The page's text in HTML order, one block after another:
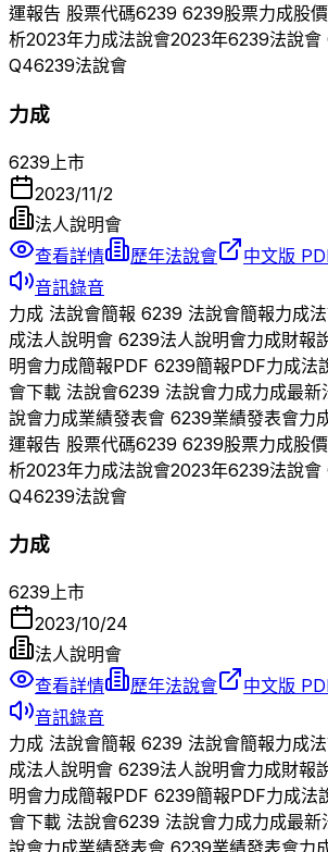
運報告 股票代碼6239 6239股票力成股
析2023年力成法說會2023年6239法說會
Q46239法說會
力成
6239 上市
2023/11/2
法人說明會
查看詳情
歷年法說會 中文版
音訊錄音
力成 法說會簡報 6239 法說會簡報力成
成法人說明會 6239法人說明會力成財報
明會力成簡報PDF 6239簡報PDF力成法
會下載 法說會6239 法說會力成力成最新
說會力成業績發表會 6239業績發表會力
運報告 股票代碼6239 6239股票力成股
析2023年力成法說會2023年6239法說會
Q46239法說會
力成
6239上市
2023/10/24
法人說明會
查看詳情
歷年法說會 中文版
音訊錄音
力成 法說會簡報 6239 法說會簡報力成
成法人說明會 6239法人說明會力成財報
明會力成簡報PDF 6239簡報PDF力成法
會下載 法說會6239 法說會力成力成最新